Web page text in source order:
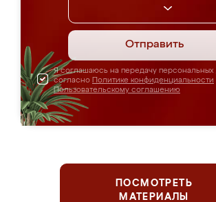
Отправить
Я соглашаюсь на передачу персональных
согласно Политике конфиденциальности
Пользовательскому соглашению
ПОСМОТРЕТЬ
МАТЕРИАЛЫ